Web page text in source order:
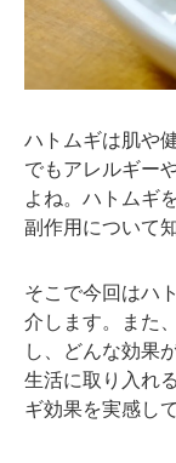
ハトムギは肌や
でもアレルギー
よね。ハトムギ
副作用について
そこで今回はハ
介します。また
し、どんな効果
生活に取り入れ
ギ効果を実感し